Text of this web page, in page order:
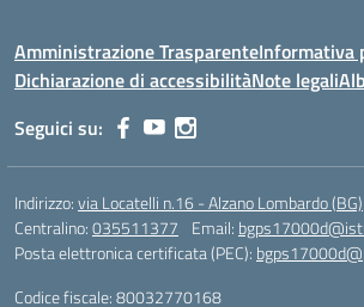
Amministrazione TrasparenteInformativa
Dichiarazione di accessibilitàNote legali
Seguici su:
Indirizzo:via Locatelli n.16 - Alzano Lombardo (BG)
Centralino:035511377 Email:
Posta elettronica certificata (PEC):
Codice fiscale: 80032770168